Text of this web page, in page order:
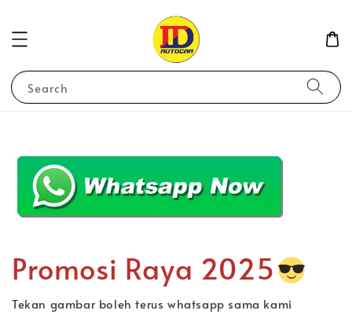
Search
Promosi Raya 2025
Tekan gambar boleh terus whatsapp sama kami